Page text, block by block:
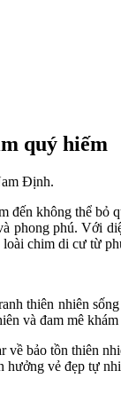
quý hiếm
Định.
không thể
phong phú. Với
chim di cư từ
thiên nhiên
và đam mê
bảo tồn thiên
vẻ đẹp tự